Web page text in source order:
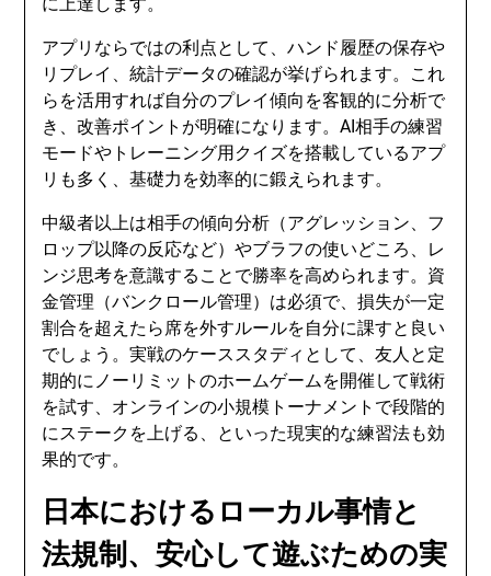
アプリならではの利点として、ハンド履歴の保存や
リプレイ、統計データの確認が挙げられます。これ
らを活用すれば自分のプレイ傾向を客観的に分析で
き、改善ポイントが明確になります。AI相手の練習
モードやトレーニング用クイズを搭載しているアプ
リも多く、基礎力を効率的に鍛えられます。
中級者以上は相手の傾向分析（アグレッション、フ
ロップ以降の反応など）やブラフの使いどころ、レ
ンジ思考を意識することで勝率を高められます。資
金管理（バンクロール管理）は必須で、損失が一定
割合を超えたら席を外すルールを自分に課すと良い
でしょう。実戦のケーススタディとして、友人と定
期的にノーリミットのホームゲームを開催して戦術
を試す、オンラインの小規模トーナメントで段階的
にステークを上げる、といった現実的な練習法も効
果的です。
日本におけるローカル事情と
法規制、安心して遊ぶための実